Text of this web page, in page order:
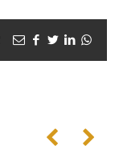
Emailfacebook
twitterlinkedin
Anterior